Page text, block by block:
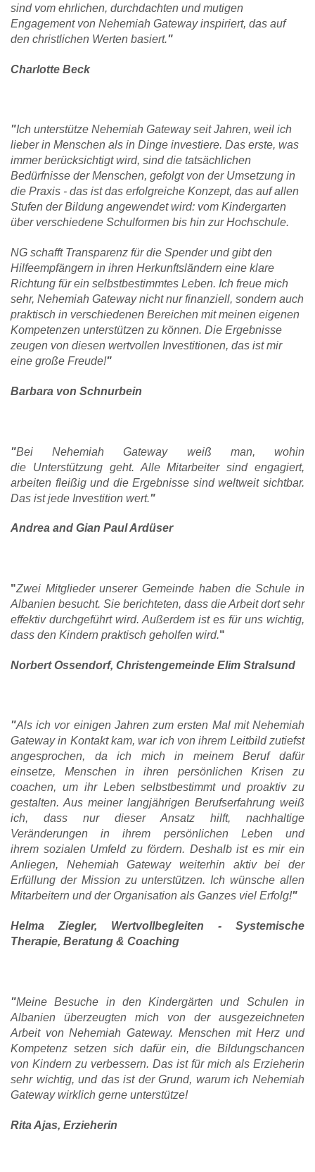
sind vom ehrlichen, durchdachten und mutigen
Engagement von Nehemiah Gateway inspiriert, das auf
den christlichen Werten basiert."
Charlotte Beck
"Ich unterstütze Nehemiah Gateway seit Jahren, weil ich
lieber in Menschen als in Dinge investiere. Das erste, was
immer berücksichtigt wird, sind die tatsächlichen
Bedürfnisse der Menschen, gefolgt von der Umsetzung in
die Praxis - das ist das erfolgreiche Konzept, das auf allen
Stufen der Bildung angewendet wird: vom Kindergarten
über verschiedene Schulformen bis hin zur Hochschule.
NG schafft Transparenz für die Spender und gibt den
Hilfeempfängern in ihren Herkunftsländern eine klare
Richtung für ein selbstbestimmtes Leben. Ich freue mich
sehr, Nehemiah Gateway nicht nur finanziell, sondern auch
praktisch in verschiedenen Bereichen mit meinen eigenen
Kompetenzen unterstützen zu können. Die Ergebnisse
zeugen von diesen wertvollen Investitionen, das ist mir
eine große Freude!"
Barbara von Schnurbein
"Bei Nehemiah Gateway weiß man, wohin
die Unterstützung geht. Alle Mitarbeiter sind engagiert,
arbeiten fleißig und die Ergebnisse sind weltweit sichtbar.
Das ist jede Investition wert."
Andrea and Gian Paul Ardüser
"Zwei Mitglieder unserer Gemeinde haben die Schule in
Albanien besucht. Sie berichteten, dass die Arbeit dort sehr
effektiv durchgeführt wird. Außerdem ist es für uns wichtig,
dass den Kindern praktisch geholfen wird."
Norbert Ossendorf, Christengemeinde Elim Stralsund
"Als ich vor einigen Jahren zum ersten Mal mit Nehemiah
Gateway in Kontakt kam, war ich von ihrem Leitbild zutiefst
angesprochen, da ich mich in meinem Beruf dafür
einsetze, Menschen in ihren persönlichen Krisen zu
coachen, um ihr Leben selbstbestimmt und proaktiv zu
gestalten. Aus meiner langjährigen Berufserfahrung weiß
ich, dass nur dieser Ansatz hilft, nachhaltige
Veränderungen in ihrem persönlichen Leben und
ihrem sozialen Umfeld zu fördern. Deshalb ist es mir ein
Anliegen, Nehemiah Gateway weiterhin aktiv bei der
Erfüllung der Mission zu unterstützen. Ich wünsche allen
Mitarbeitern und der Organisation als Ganzes viel Erfolg!"
Helma Ziegler, Wertvollbegleiten - Systemische
Therapie, Beratung & Coaching
"Meine Besuche in den Kindergärten und Schulen in
Albanien überzeugten mich von der ausgezeichneten
Arbeit von Nehemiah Gateway. Menschen mit Herz und
Kompetenz setzen sich dafür ein, die Bildungschancen
von Kindern zu verbessern. Das ist für mich als Erzieherin
sehr wichtig, und das ist der Grund, warum ich Nehemiah
Gateway wirklich gerne unterstütze!
Rita Ajas, Erzieherin